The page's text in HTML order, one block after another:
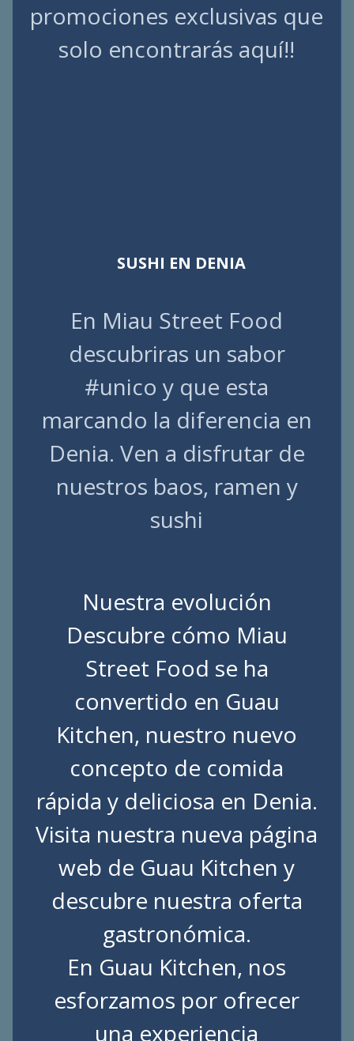
promociones exclusivas que
solo encontrarás aquí!!
SUSHI EN DENIA
En Miau Street Food
descubriras un sabor
#unico y que esta
marcando la diferencia en
Denia. Ven a disfrutar de
nuestros baos, ramen y
sushi
Nuestra evolución
Descubre cómo Miau
Street Food se ha
convertido en Guau
Kitchen, nuestro nuevo
concepto de comida
rápida y deliciosa en Denia.
Visita nuestra nueva página
web de Guau Kitchen y
descubre nuestra oferta
gastronómica.
En Guau Kitchen, nos
esforzamos por ofrecer
una experiencia